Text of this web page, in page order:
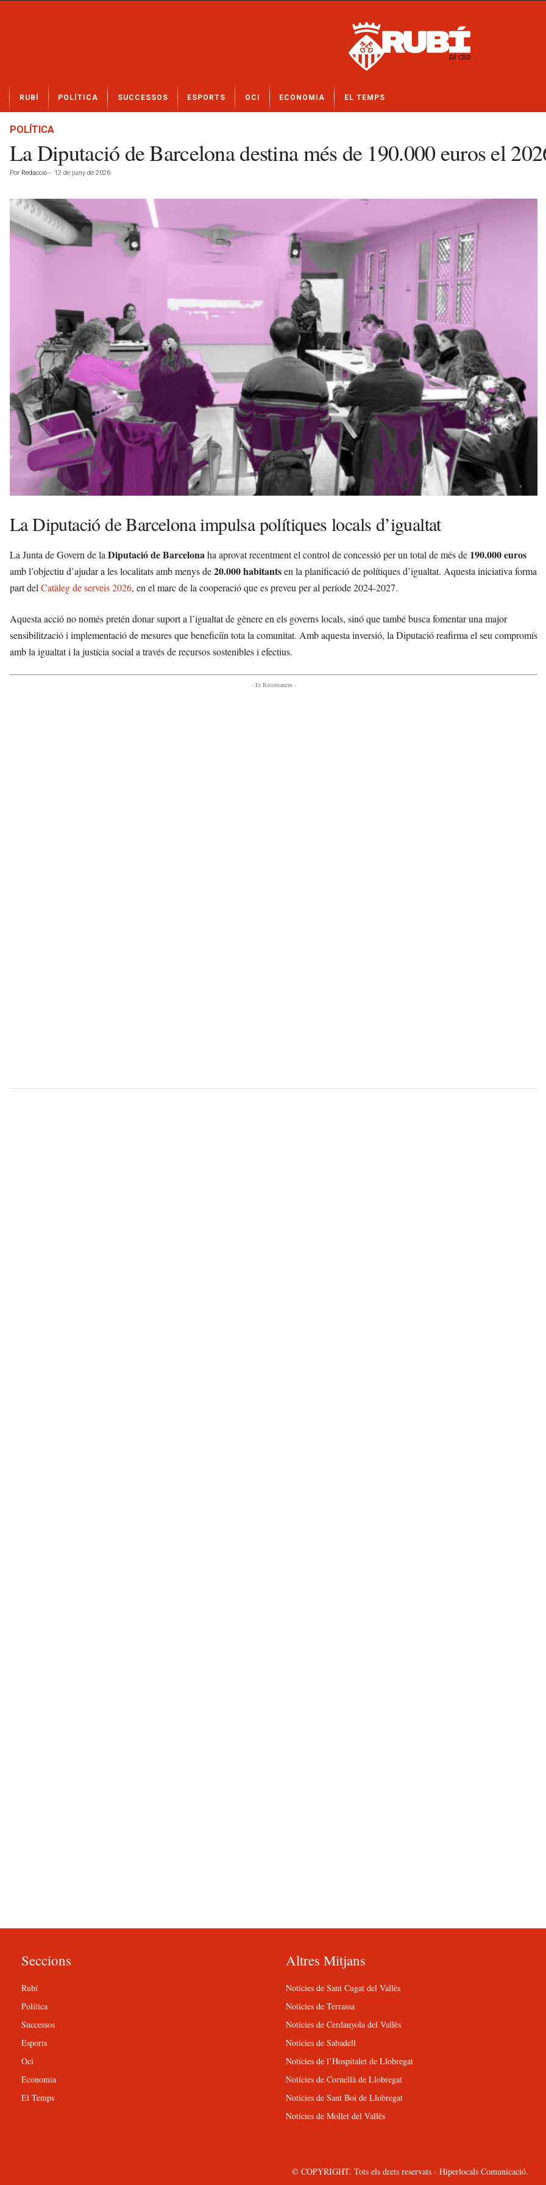
t
RUBÍ POLÍTICA SUCCESSOS ESPORTS OCI ECONOMIA EL TEMPS
POLÍTICA
La Diputació de Barcelona destina més de 190.000 euros el
Por Redacció - 12 de juny de 2026
La Diputació de Barcelona impulsa polítiques locals d’igualtat
La Junta de Govern de laDiputació de Barcelonaha aprovat recentment el control de concessió per un total de més de 190.000 euros
amb l’objectiu d’ajudar a les localitats amb menys de20.000 habitantsen la planificació de polítiques d’igualtat. Aquesta iniciativa forma
part delCatàleg de serveis 2026, en el marc de la cooperació que es preveu per al període 2024-2027.
Aquesta acció no només pretén donar suport a l’igualtat de gènere en els governs locals, sinó que també busca fomentar una major
sensibilització i implementació de mesures que beneficiïn tota la comunitat. Amb aquesta inversió, la Diputació reafirma el seu compromís
amb la igualtat i la justícia social a través de recursos sostenibles i efectius.
- Et Recomanem -
Seccions
Rubí
Política
Successos
Esports
Oci
Economia
El Temps
Altres Mitjans
Notícies de Sant Cugat del Vallès
Notícies de Terrassa
Notícies de Cerdanyola del Vallès
Notícies de Sabadell
Notícies de l’Hospitalet de Llobregat
Notícies de Cornellà de Llobregat
Notícies de Sant Boi de Llobregat
Notícies de Mollet del Vallès
© COPYRIGHT. Tots els drets reservats - Hiperlocals Comunicació.